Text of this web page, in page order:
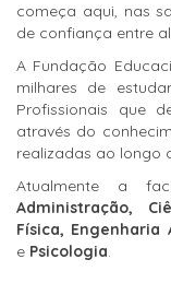
começa aqui, nas
de confiança entre
A Fundação
milhares de
Profissionais que
através do
realizadas ao longo
Atualmente a
Administração,
Física,
e Psicologia.